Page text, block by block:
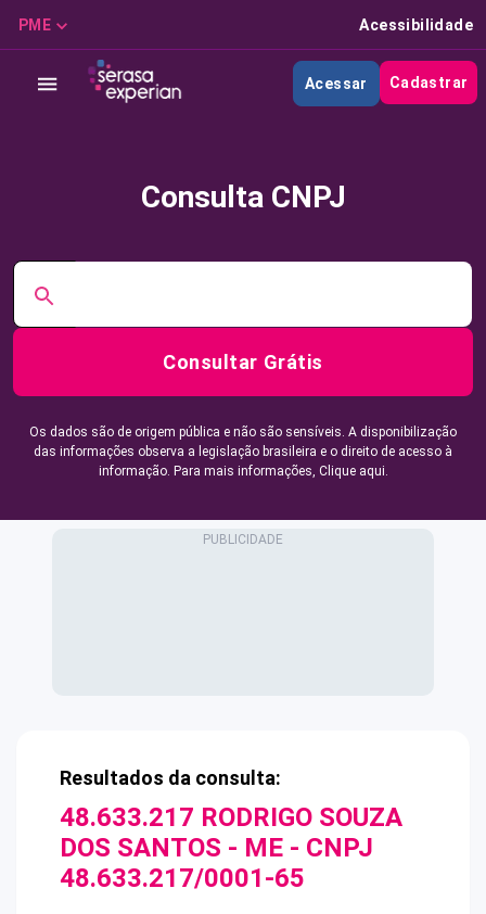
PME Acessibilidade
Acessar Cadastrar
Consulta CNPJ
Consultar Grátis
Os dados são de origem pública e não são sensíveis. A disponibilização
das informações observa a legislação brasileira e o direito de acesso à
informação. Para mais informações, Clique aqui.
Resultados da consulta:
48.633.217 RODRIGO SOUZA
DOS SANTOS - ME - CNPJ
48.633.217/0001-65